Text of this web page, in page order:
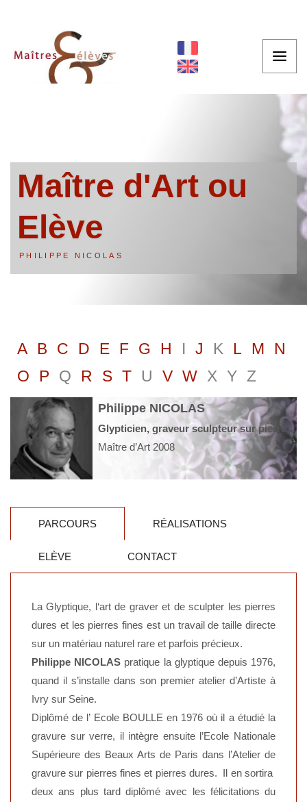
Maître d'Art ou
Elève
PHILIPPE NICOLAS
A B C D E F G H I J K L M
N
O
P Q R S T U V W X Y Z
Philippe NICOLAS
Glypticien, graveur sculpteur sur pierres dures et pierres fines
Maître d’Art 2008
PARCOURS RÉALISATIONS
ELÈVE CONTACT
La Glyptique, l‘art de graver et de sculpter les pierres
dures et les pierres fines est un travail de taille directe
sur un matériau naturel rare et parfois précieux.
Philippe NICOLAS pratique la glyptique depuis 1976,
quand il s’installe dans son premier atelier d’Artiste à
Ivry sur Seine.
Diplômé de l’ Ecole BOULLE en 1976 où il a étudié la
gravure sur verre, il intègre ensuite l’Ecole Nationale
Supérieure des Beaux Arts de Paris dans l’Atelier de
gravure sur pierres fines et pierres dures. Il en sortira
deux ans plus tard diplômé avec les félicitations du